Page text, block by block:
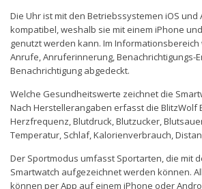
Die Uhr ist mit den Betriebssystemen iOS und
kompatibel, weshalb sie mit einem iPhone
genutzt werden kann. Im
Anrufe, Anruferinnerung, Benachrichtigungs-
Benachrichtigung abgedeckt.
Welche Gesundheitswerte zeichnet die
Nach Herstellerangaben erfasst die BlitzWolf
Herzfrequenz, Blutdruck, Blutzucker,
Temperatur, Schlaf, Kalorienverbrauch,
Der Sportmodus umfasst Sportarten, die mit
Smartwatch aufgezeichnet werden können.
können per App auf einem iPhone oder